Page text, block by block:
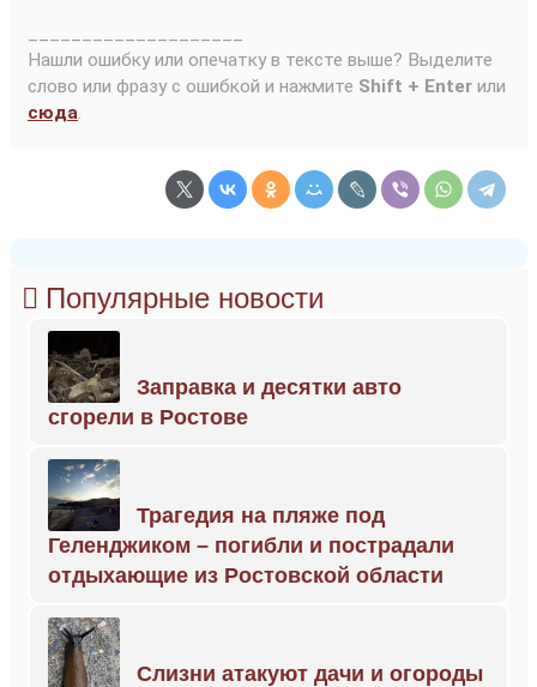
Нашли ошибку или опечатку в тексте выше? Выделите
слово или фразу с ошибкой и нажмите Shift + Enter или
сюда.
Популярные новости
Заправка и десятки авто
сгорели в Ростове
Трагедия на пляже под
Геленджиком – погибли и пострадали
отдыхающие из Ростовской области
Слизни атакуют дачи и огороды